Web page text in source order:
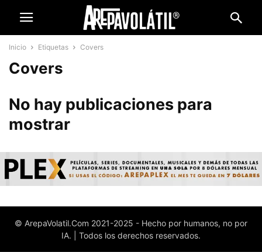
Inicio Etiquetas Covers
Covers
No hay publicaciones para
mostrar
© ArepaVolatil.Com 2021-2025 - Hecho por humanos, no por
IA. | Todos los derechos reservados.